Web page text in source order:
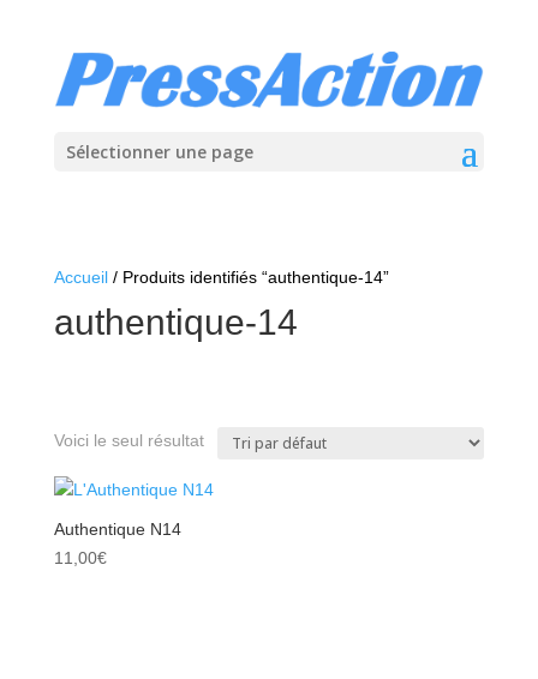
Sélectionner une page
Accueil/ Produits identifiés “authentique-14”
authentique-14
Voici le seul résultat
Authentique N14
11,00€